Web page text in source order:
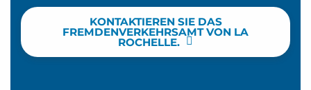
KONTAKTIEREN SIE DAS
FREMDENVERKEHRSAMT VON LA
ROCHELLE.